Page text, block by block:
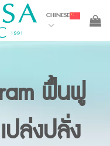
CHINESE
ฟื้นฟู
ปล่งปลั่ง